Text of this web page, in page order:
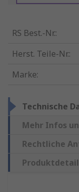
RS Best.-Nr.:
Herst. Teile-Nr.:
Marke:
Technische
Mehr Infos
Rechtliche